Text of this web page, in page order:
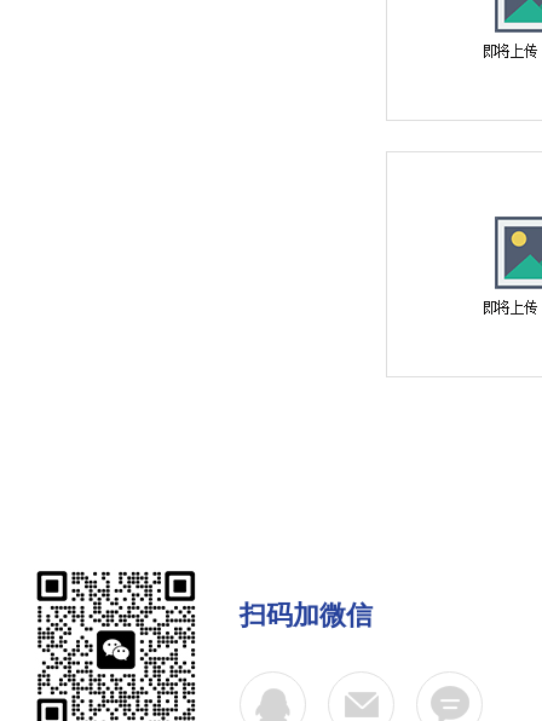
扫码加微信